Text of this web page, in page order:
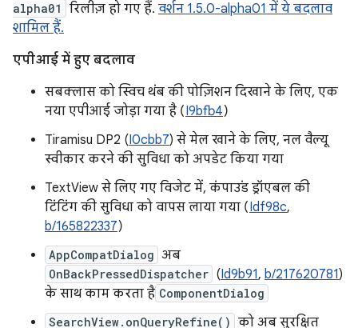
alpha01
रिलीज़ हो गए हैं. वर्शन 1.5.0-alpha01 में ये बदलाव
शामिल हैं.
एपीआई में हुए बदलाव
सबक्लास को स्विच थंब की पोज़िशन दिखाने के लिए, एक
नया एपीआई जोड़ा गया है (I9bfb4)
Tiramisu DP2 (I0cbb7) से मेल खाने के लिए, नल वैल्यू
स्वीकार करने की सुविधा को अपडेट किया गया
TextView से लिए गए विजेट में, कंपाउंड ड्रॉएबल की
टिंटिंग की सुविधा को वापस लाया गया (Idf98c,
b/165822337)
AppCompatDialog अब
OnBackPressedDispatcher (Id9b91, b/217620781)
के साथ काम करता है ComponentDialog
SearchView.onQueryRefine() को अब सुरक्षित